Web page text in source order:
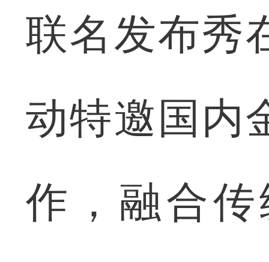
联名发布秀
动特邀国内
作，融合